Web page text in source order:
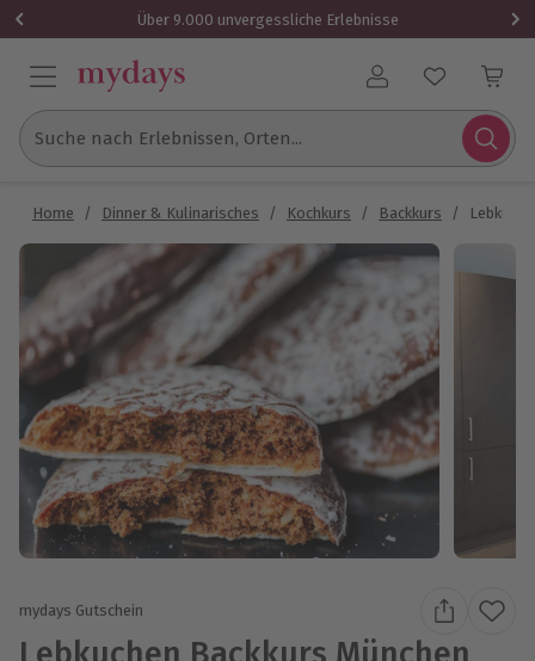
Über 9.000 unvergessliche Erlebnisse
Benutzerkonto
Suche nach Erlebnissen, Orten...
Home / Dinner & Kulinarisches / Kochkurs / Backkurs /
mydays Gutschein